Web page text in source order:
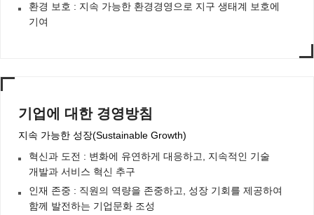
환경 보호 : 지속 가능한 환경경영으로 지구 생태계 보호에
기여
기업에 대한 경영방침
지속 가능한 성장(Sustainable Growth)
혁신과 도전 : 변화에 유연하게 대응하고, 지속적인 기술
개발과 서비스 혁신 추구
인재 존중 : 직원의 역량을 존중하고, 성장 기회를 제공하여
함께 발전하는 기업문화 조성